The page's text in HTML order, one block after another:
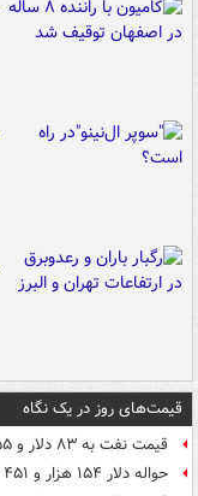
قیمت‌های روز در یک نگاه
قیمت نفت به ۸۳ دلار و ۵۵ سنت در هر بشکه رسید
حواله دلار ۱۵۴ هزار و ۴۵۱ تومان شد